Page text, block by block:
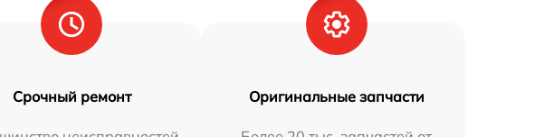
Срочный ремонт Оригинальные запчасти